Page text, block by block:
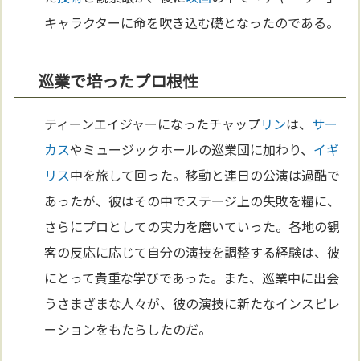
キャラクターに命を吹き込む礎となったのである。
巡業で培ったプロ根性
ティーンエイジャーになったチャップリンは、 サー
カスやミュージックホールの巡業団に加わり、 イギ
リス中を旅して回った。移動と連日の公演は過酷で
あったが、彼はその中でステージ上の失敗を糧に、
さらにプロとしての実力を磨いていった。各地の観
客の反応に応じて自分の演技を調整する経験は、彼
にとって貴重な学びであった。また、巡業中に出会
うさまざまな人々が、彼の演技に新たなインスピレ
ーションをもたらしたのだ。